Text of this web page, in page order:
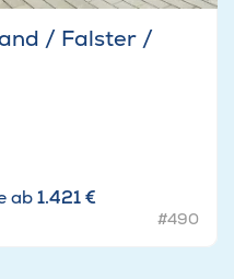
/ Falster /
ab1.421 €
#490